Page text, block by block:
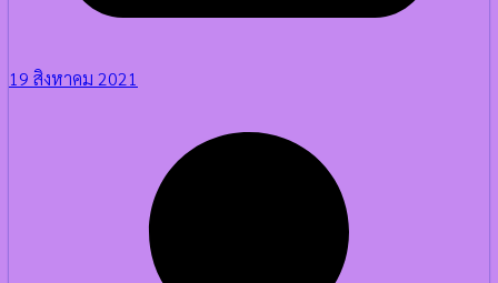
19 สิงหาคม 2021